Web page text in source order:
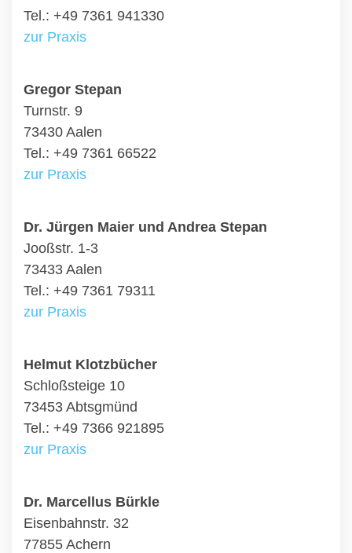
Tel.: +49 7361 941330
zur Praxis
Gregor Stepan
Turnstr. 9
73430 Aalen
Tel.: +49 7361 66522
zur Praxis
Dr. Jürgen Maier und Andrea Stepan
Jooßstr. 1-3
73433 Aalen
Tel.: +49 7361 79311
zur Praxis
Helmut Klotzbücher
Schloßsteige 10
73453 Abtsgmünd
Tel.: +49 7366 921895
zur Praxis
Dr. Marcellus Bürkle
Eisenbahnstr. 32
77855 Achern